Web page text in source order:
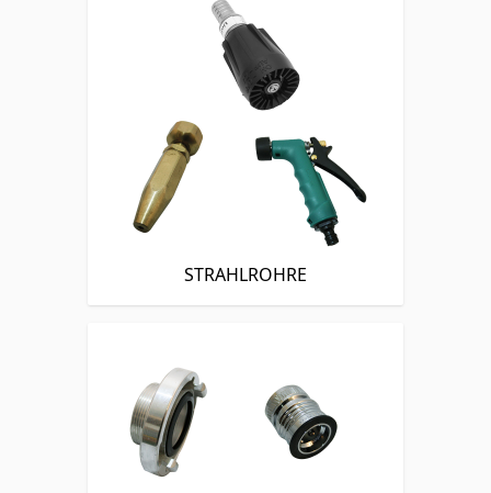
STRAHLROHRE